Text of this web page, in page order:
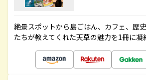
絶景スポットから島ごはん、カフェ、歴
たちが教えてくれた天草の魅力を1冊に凝